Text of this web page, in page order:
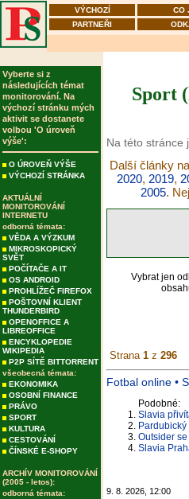
VÝCHOZÍ CO
PARTNEŘI
Vyberte si z
následujících témat
monitorování. Na
výchozí stránku mých
aktivit se dostanete
volbou 'O úroveň
výše':
O ÚROVEŇ VÝŠE
VÝCHOZÍ STRÁNKA
AKTUÁLNÍ
MONITOROVÁNÍ
INTERNETU
odborná témata:
VĚDA A VÝZKUM
MIKROSKOPICKÝ
SVĚT
POČÍTAČE A IT
OS ANDROID
PROHLÍŽEČ FIREFOX
POŠTOVNÍ KLIENT
THUNDERBIRD
OPENOFFICE A
LIBREOFFICE
ENCYKLOPEDIE
WIKIPEDIA
P2P SÍTĚ BITTORRENT
všeobecná témata:
EKONOMIKA
OSOBNÍ FINANCE
PRÁVO
SPORT
KULTURA
CESTOVÁNÍ
ČÍNSKÉ E-SHOPY
ARCHÍV MONITOROVÁNÍ
(2005 - letos):
odborná témata:
Sport
Na této stránce
Další články
2020, 2019,
2005.
Vybrat jen
Strana 1 z 296
Fotbal online •
Podobné:
Slavia
Outsider
Slavia
9. 8. 2026, 12:00